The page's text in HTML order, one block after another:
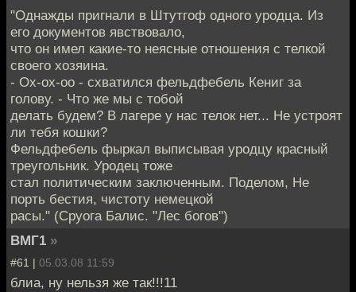
"Однажды пригнали в Штутгоф одного уродца. Из
его документов явствовало,
что он имел какие-то неясные отношения с телкой
своего хозяина.
- Ох-ох-оо - схватился фельдфебель Кениг за
голову. - Что же мы с тобой
делать будем? В лагере у нас телок нет... Не устроят
ли тебя кошки?
Фельдфебель фыркал выписывая уродцу красный
треугольник. Уродец тоже
стал политическим заключенным. Поделом, Не
порть бестия, чистоту немецкой
расы." (Сруога Балис. "Лес богов")
ВМГ1 »
#61 | 05.03.08 11:59
блиа, ну нельзя же так!!!11